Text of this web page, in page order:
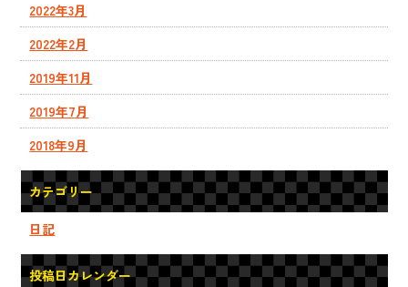
2022年3月
2022年2月
2019年11月
2019年7月
2018年9月
カテゴリー
日記
投稿日カレンダー